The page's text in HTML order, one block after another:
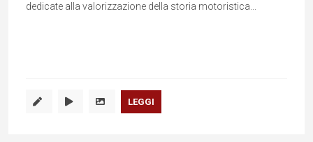
dedicate alla valorizzazione della storia motoristica...
LEGGI